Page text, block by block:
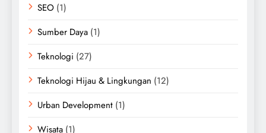
SEO (1)
Sumber Daya (1)
Teknologi (27)
Teknologi Hijau & Lingkungan (12)
Urban Development (1)
Wisata (1)